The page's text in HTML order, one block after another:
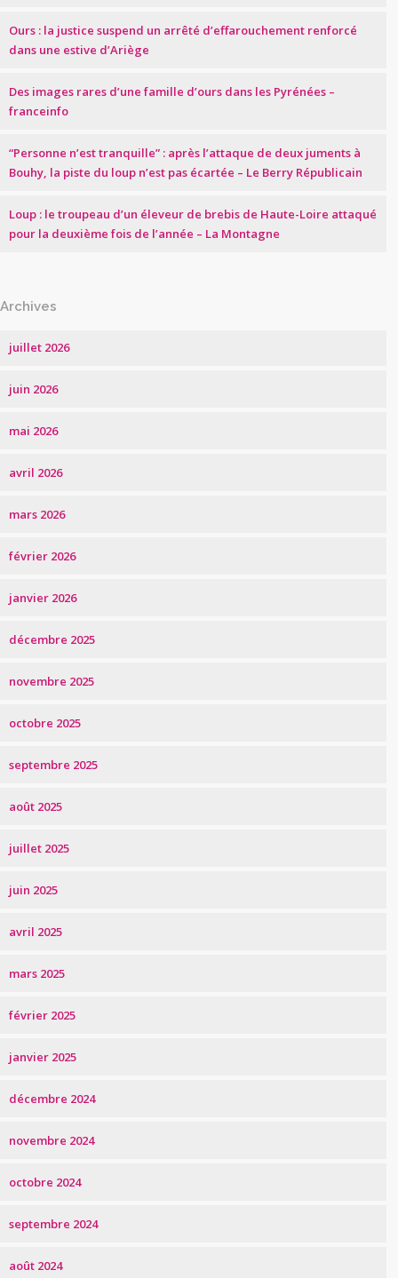
Ours : la justice suspend un arrêté d’effarouchement renforcé
dans une estive d’Ariège
Des images rares d’une famille d’ours dans les Pyrénées –
franceinfo
“Personne n’est tranquille” : après l’attaque de deux juments à
Bouhy, la piste du loup n’est pas écartée – Le Berry Républicain
Loup : le troupeau d’un éleveur de brebis de Haute-Loire attaqué
pour la deuxième fois de l’année – La Montagne
Archives
juillet 2026
juin 2026
mai 2026
avril 2026
mars 2026
février 2026
janvier 2026
décembre 2025
novembre 2025
octobre 2025
septembre 2025
août 2025
juillet 2025
juin 2025
avril 2025
mars 2025
février 2025
janvier 2025
décembre 2024
novembre 2024
octobre 2024
septembre 2024
août 2024